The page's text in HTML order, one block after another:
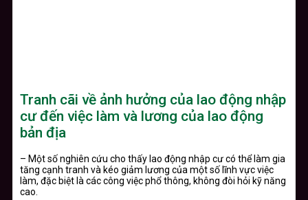
Tranh cãi về ảnh hưởng của lao động nhập
cư đến việc làm và lương của lao động
bản địa
– Một số nghiên cứu cho thấy lao động nhập cư có thể làm gia
tăng cạnh tranh và kéo giảm lương của một số lĩnh vực việc
làm, đặc biệt là các công việc phổ thông, không đòi hỏi kỹ năng
cao.